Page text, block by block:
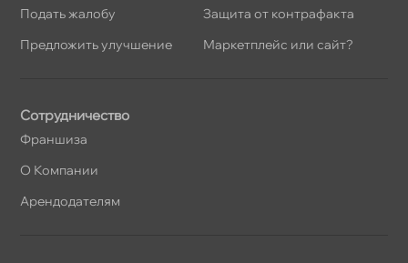
Подать жалобу
Предложить улучшение
Защита от контрафакта
Маркетплейс или сайт?
Сотрудничество
Франшиза
О Компании
Арендодателям